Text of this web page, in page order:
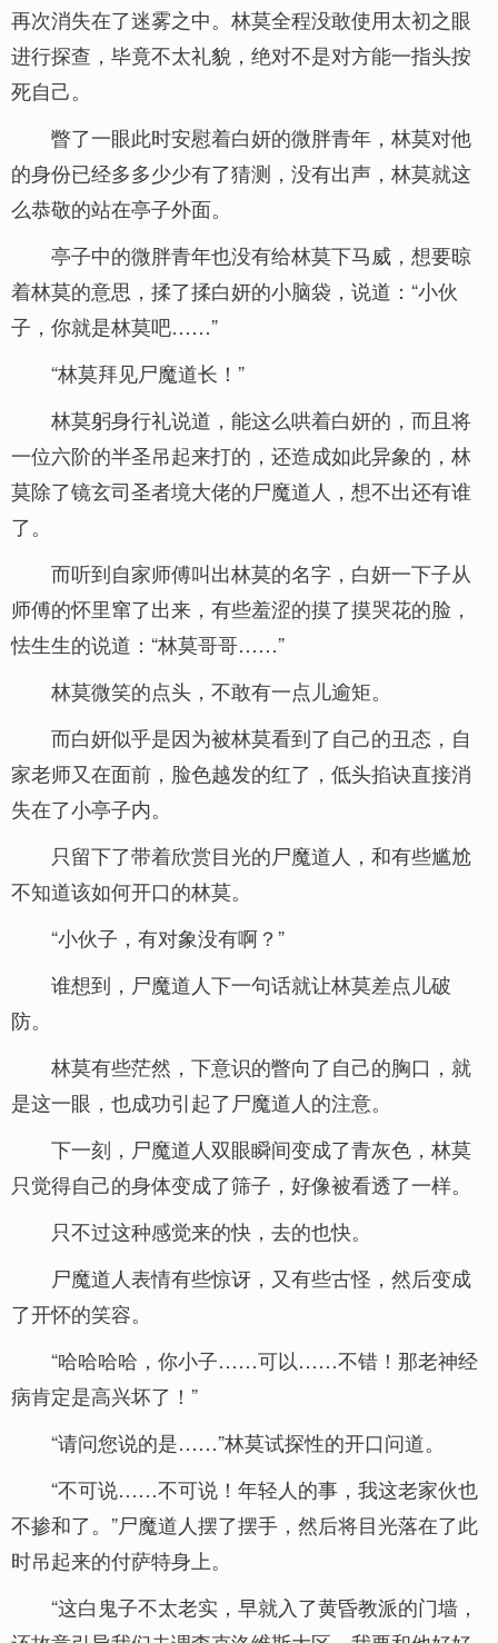
再次消失在了迷雾之中。林莫全程没敢使用太初之眼
进行探查，毕竟不太礼貌，绝对不是对方能一指头按
死自己。
瞥了一眼此时安慰着白妍的微胖青年，林莫对他
的身份已经多多少少有了猜测，没有出声，林莫就这
么恭敬的站在亭子外面。
亭子中的微胖青年也没有给林莫下马威，想要晾
着林莫的意思，揉了揉白妍的小脑袋，说道：“小伙
子，你就是林莫吧……”
“林莫拜见尸魔道长！”
林莫躬身行礼说道，能这么哄着白妍的，而且将
一位六阶的半圣吊起来打的，还造成如此异象的，林
莫除了镜玄司圣者境大佬的尸魔道人，想不出还有谁
了。
而听到自家师傅叫出林莫的名字，白妍一下子从
师傅的怀里窜了出来，有些羞涩的摸了摸哭花的脸，
怯生生的说道：“林莫哥哥……”
林莫微笑的点头，不敢有一点儿逾矩。
而白妍似乎是因为被林莫看到了自己的丑态，自
家老师又在面前，脸色越发的红了，低头掐诀直接消
失在了小亭子内。
只留下了带着欣赏目光的尸魔道人，和有些尴尬
不知道该如何开口的林莫。
“小伙子，有对象没有啊？”
谁想到，尸魔道人下一句话就让林莫差点儿破
防。
林莫有些茫然，下意识的瞥向了自己的胸口，就
是这一眼，也成功引起了尸魔道人的注意。
下一刻，尸魔道人双眼瞬间变成了青灰色，林莫
只觉得自己的身体变成了筛子，好像被看透了一样。
只不过这种感觉来的快，去的也快。
尸魔道人表情有些惊讶，又有些古怪，然后变成
了开怀的笑容。
“哈哈哈哈，你小子……可以……不错！那老神经
病肯定是高兴坏了！”
“请问您说的是……”林莫试探性的开口问道。
“不可说……不可说！年轻人的事，我这老家伙也
不掺和了。”尸魔道人摆了摆手，然后将目光落在了此
时吊起来的付萨特身上。
“这白鬼子不太老实，早就入了黄昏教派的门墙，